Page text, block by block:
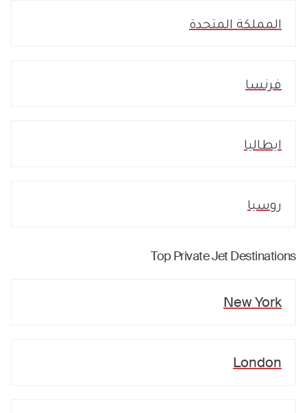
المملكة المتحدة
فرنسا
ايطاليا
روسيا
Top Private Jet Destinations
New York
London